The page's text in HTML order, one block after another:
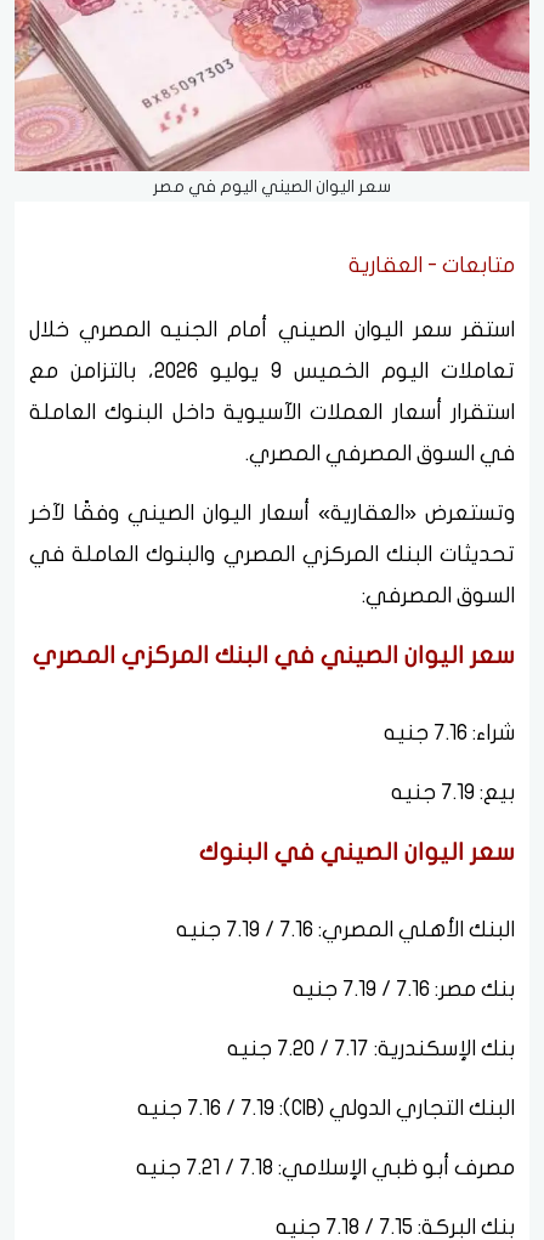
سعر اليوان الصيني اليوم في مصر
متابعات - العقارية
استقر سعر اليوان الصيني أمام الجنيه المصري خلال
تعاملات اليوم الخميس 9 يوليو 2026، بالتزامن مع
استقرار أسعار العملات الآسيوية داخل البنوك العاملة
في السوق المصرفي المصري.
وتستعرض «العقارية» أسعار اليوان الصيني وفقًا لآخر
تحديثات البنك المركزي المصري والبنوك العاملة في
السوق المصرفي:
سعر اليوان الصيني في البنك المركزي المصري
شراء: 7.16 جنيه
بيع: 7.19 جنيه
سعر اليوان الصيني في البنوك
البنك الأهلي المصري: 7.16 / 7.19 جنيه
بنك مصر: 7.16 / 7.19 جنيه
بنك الإسكندرية: 7.17 / 7.20 جنيه
البنك التجاري الدولي (CIB): 7.16 / 7.19 جنيه
مصرف أبو ظبي الإسلامي: 7.18 / 7.21 جنيه
بنك البركة: 7.15 / 7.18 جنيه